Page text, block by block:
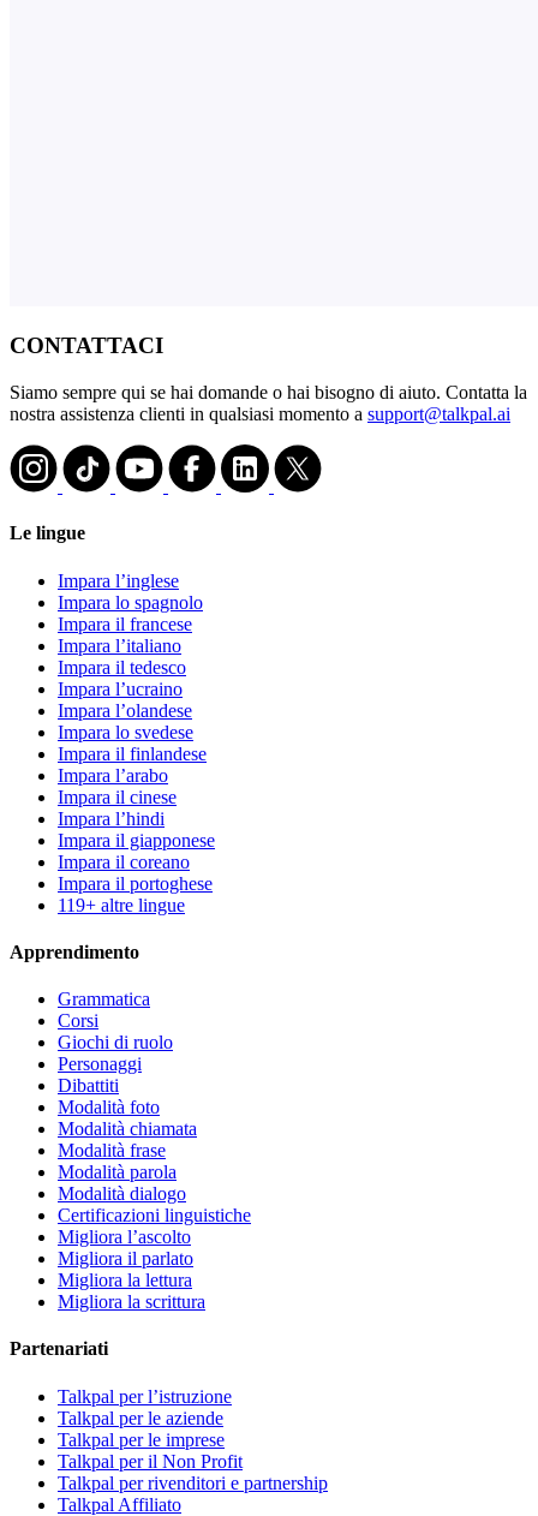
CONTATTACI
Siamo sempre qui se hai domande o hai bisogno di aiuto. Contatta la
nostra assistenza clienti in qualsiasi momento a support@talkpal.ai
Le lingue
Impara l’inglese
Impara lo spagnolo
Impara il francese
Impara l’italiano
Impara il tedesco
Impara l’ucraino
Impara l’olandese
Impara lo svedese
Impara il finlandese
Impara l’arabo
Impara il cinese
Impara l’hindi
Impara il giapponese
Impara il coreano
Impara il portoghese
119+ altre lingue
Apprendimento
Grammatica
Corsi
Giochi di ruolo
Personaggi
Dibattiti
Modalità foto
Modalità chiamata
Modalità frase
Modalità parola
Modalità dialogo
Certificazioni linguistiche
Migliora l’ascolto
Migliora il parlato
Migliora la lettura
Migliora la scrittura
Partenariati
Talkpal per l’istruzione
Talkpal per le aziende
Talkpal per le imprese
Talkpal per il Non Profit
Talkpal per rivenditori e partnership
Talkpal Affiliato